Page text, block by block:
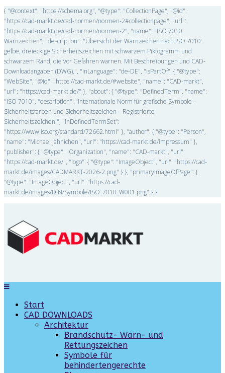
{ "@context": "https://schema.org", "@type": "CollectionPage", "@id":
"https://cad-markt.de/cad-normen/normen-2#collectionpage", "url":
"https://cad-markt.de/cad-normen/normen-2", "name": "ISO 7010
Warnzeichen", "description": "Übersicht der Warnzeichen nach ISO 7010:
gelbe, dreieckige Sicherheitszeichen mit schwarzem Piktogramm und
schwarzem Rand, die vor Gefahren warnen. Mit Beschreibungen und CAD-
Downloadangaben (DWG).", "inLanguage": "de-DE", "isPartOf": { "@type":
"WebSite", "@id": "https://cad-markt.de/#website", "name": "CAD-markt",
"url": "https://cad-markt.de/" }, "about": { "@type": "DefinedTerm", "name":
"ISO 7010", "description": "Internationale Norm für grafische Symbole –
Sicherheitsfarben und Sicherheitszeichen – Registrierte
Sicherheitszeichen.", "inDefinedTermSet":
"https://www.iso.org/standard/72662.html" }, "author": { "@type": "Person",
"name": "Michael Jähnichen", "url": "https://cad-markt.de/impressum" },
"publisher": { "@type": "Organization", "name": "CAD-markt", "url":
"https://cad-markt.de/", "logo": { "@type": "ImageObject", "url": "https://cad-
markt.de/images/CADMARKT-2026-2.png" } }, "primaryImageOfPage": {
"@type": "ImageObject", "url": "https://cad-
markt.de/images/DIN/Symbole/ISO_7010_W001.png" } }
Start
CAD DOWNLOADS
Architektur
Brandschutz- Warn- und
Rettungszeichen
Symbole für
behindertengerechte